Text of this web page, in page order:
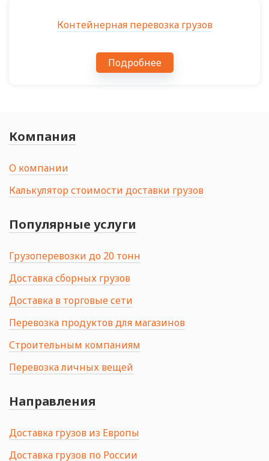
Контейнерная перевозка грузов
Подробнее
Компания
О компании
Калькулятор стоимости доставки грузов
Популярные услуги
Грузоперевозки до 20 тонн
Доставка сборных грузов
Доставка в торговые сети
Перевозка продуктов для магазинов
Строительным компаниям
Перевозка личных вещей
Направления
Доставка грузов из Европы
Доставка грузов по России